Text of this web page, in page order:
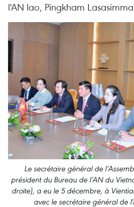
l'AN lao, Pingkham
Le secrétaire général de
président du Bureau de l’AN du
droite), a eu le 5 décembre, à
avec le secrétaire général de